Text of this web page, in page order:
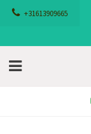
+31613909665